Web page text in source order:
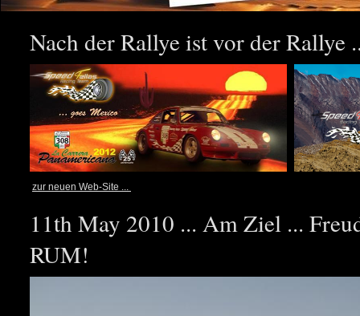
Nach der Rallye ist vor der Rallye
zur neuen Web-Site ...
11th May 2010 ... Am Ziel ...
RUM!